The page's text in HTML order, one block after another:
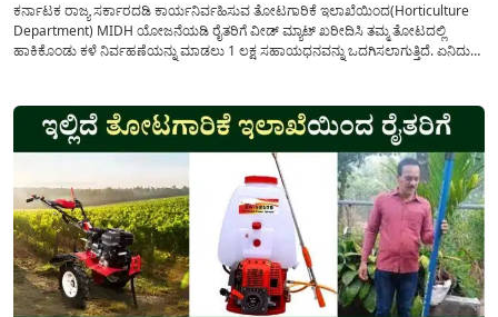
ಕರ್ನಾಟಕ ರಾಜ್ಯ ಸರ್ಕಾರದಡಿ ಕಾರ್ಯನಿರ್ವಹಿಸುವ ತೋಟಗಾರಿಕೆ ಇಲಾಖೆಯಿಂದ(Horticulture
Department) MIDH ಯೋಜನೆಯಡಿ ರೈತರಿಗೆ ವೀಡ್ ಮ್ಯಾಟ್ ಖರೀದಿಸಿ ತಮ್ಮ ತೋಟದಲ್ಲಿ
ಹಾಕಿಕೊಂಡು ಕಳೆ ನಿರ್ವಹಣೆಯನ್ನು ಮಾಡಲು 1 ಲಕ್ಷ ಸಹಾಯಧನವನ್ನು ಒದಗಿಸಲಾಗುತ್ತಿದೆ. ಏನಿದು